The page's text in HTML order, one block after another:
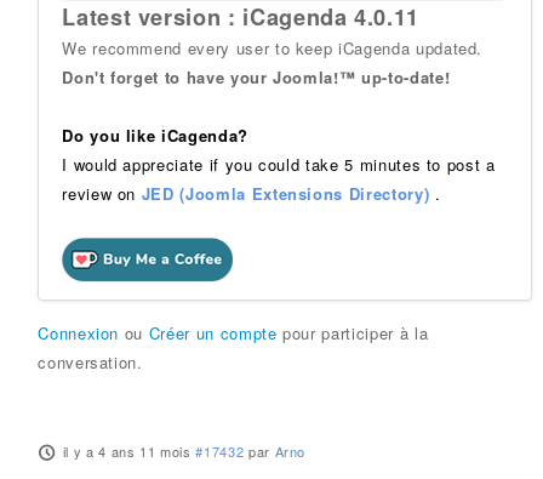
Latest version : iCagenda 4.0.11
We recommend every user to keep iCagenda updated.
Don't forget to have your Joomla!™ up-to-date!
Do you like iCagenda?
I would appreciate if you could take 5 minutes to post a
review on JED (Joomla Extensions Directory) .
Connexion ou Créer un compte pour participer à la
conversation.
il y a 4 ans 11 mois #17432 par Arno